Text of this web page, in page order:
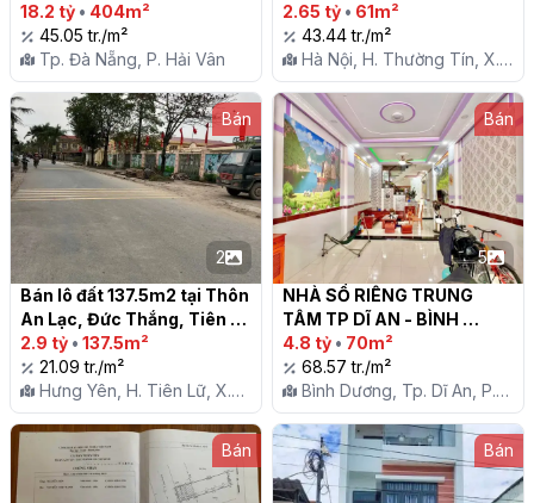
ĐẸP LIÊN CHIỂU! 🔥
18.2 tỷ • 404m²
45.05 tr./m²
Tp. Đà Nẵng, P. Hải Vân
Dương, Thường Tín.
2.65 tỷ • 61m²
43.44 tr./m²
Hà Nội, H. Thường Tín, X.
Chương Dương
Bán
2
Bán lô đất 137.5m2 tại Thôn
An Lạc, Đức Thắng, Tiên
Lữ, Hưng Yên
2.9 tỷ • 137.5m²
21.09 tr./m²
Hưng Yên, H. Tiên Lữ, X.
Hải Thắng
Bán
5
NHÀ SỔ RIÊNG TRUNG
TÂM TP DĨ AN - BÌNH
DƯƠNG - GIÁ CHÍNH CHỦ
4.8 tỷ • 70m²
68.57 tr./m²
Bình Dương, Tp. Dĩ An, P.
Dĩ An
Bán
Bán